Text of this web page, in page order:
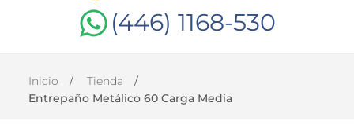
(446) 1168-530
TANER EN
QUERÉTARO
Inicio
Tienda
Entrepaño Metálico 60 Carga Media